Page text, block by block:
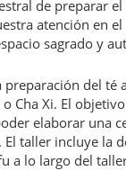
de preparar
atención en
sagrado y
del
Cha Xi. El
elaborar una
taller incluye la
a lo largo del